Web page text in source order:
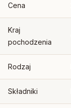
Cena
Kraj
pochodzenia
Rodzaj
Składniki